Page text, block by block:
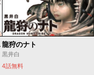
ない龍狩のナト
黒井白
4話無料